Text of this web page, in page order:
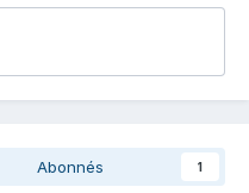
Abonnés 1